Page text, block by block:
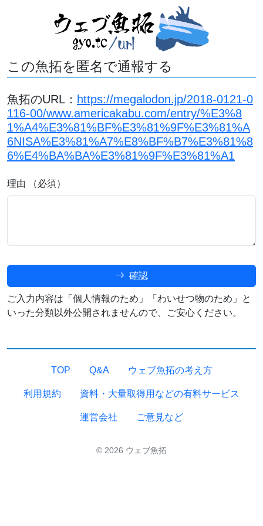
この魚拓を匿名で通報する
魚拓のURL： https://megalodon.jp/2018-0121-0
116-00/www.americakabu.com/entry/%E3%8
1%A4%E3%81%BF%E3%81%9F%E3%81%A
6NISA%E3%81%A7%E8%BF%B7%E3%81%8
6%E4%BA%BA%E3%81%9F%E3%81%A1
理由 （必須）
確認
ご入力内容は「個人情報のため」「わいせつ物のため」と
いった分類以外公開されませんので、ご安心ください。
TOP Q&A ウェブ魚拓の考え方
利用規約 資料・大量取得用などの有料サービス
運営会社 ご意見など
© 2026 ウェブ魚拓